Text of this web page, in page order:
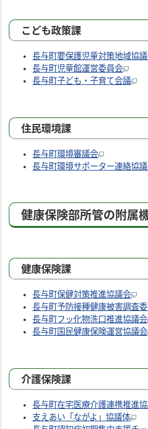
こども政策課
長与町要保護児童対策地域協
長与町児童館運営委員会
長与町子ども・子育て会議
住民環境課
長与町環境審議会
長与町環境サポーター連絡協
健康保険部所管の附属
健康保険課
長与町保健対策推進協議会
長与町予防接種健康被害調査
長与町フッ化物洗口推進協議会
長与町国民健康保険運営協議会
介護保険課
長与町在宅医療介護連携推進
支えあい「ながよ」協議体